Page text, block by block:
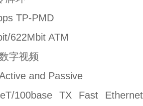
TP-PMD
622Mbit ATM
字视频
and Passive
100base TX Fast